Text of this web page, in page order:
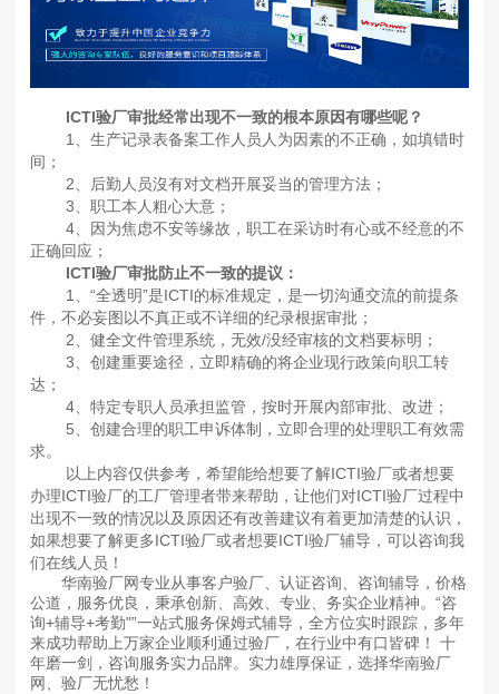
ICTI验厂审批经常出现不一致的根本原因有哪些呢？
1、生产记录表备案工作人员人为因素的不正确，如填错时
间；
2、后勤人员沒有对文档开展妥当的管理方法；
3、职工本人粗心大意；
4、因为焦虑不安等缘故，职工在采访时有心或不经意的不
正确回应；
ICTI验厂审批防止不一致的提议：
1、“全透明”是ICTI的标准规定，是一切沟通交流的前提条
件，不必妄图以不真正或不详细的纪录根据审批；
2、健全文件管理系统，无效/没经审核的文档要标明；
3、创建重要途径，立即精确的将企业现行政策向职工转
达；
4、特定专职人员承担监管，按时开展內部审批、改进；
5、创建合理的职工申诉体制，立即合理的处理职工有效需
求。
以上内容仅供参考，希望能给想要了解ICTI验厂或者想要
办理ICTI验厂的工厂管理者带来帮助，让他们对ICTI验厂过程中
出现不一致的情况以及原因还有改善建议有着更加清楚的认识，
如果想要了解更多ICTI验厂或者想要ICTI验厂辅导，可以咨询我
们在线人员！
华南验厂网专业从事客户验厂、认证咨询、咨询辅导，价格
公道，服务优良，秉承创新、高效、专业、务实企业精神。“咨
询+辅导+考勤"”一站式服务保姆式辅导，全方位实时跟踪，多年
来成功帮助上万家企业顺利通过验厂，在行业中有口皆碑！ 十
年磨一剑，咨询服务实力品牌。实力雄厚保证，选择华南验厂
网、验厂无忧愁！